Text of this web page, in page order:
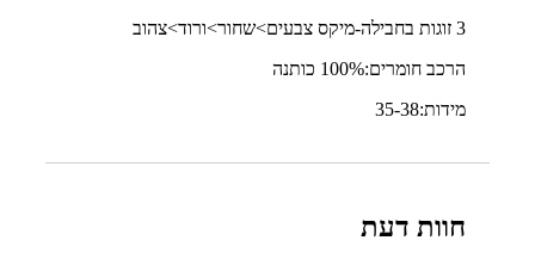
3 זוגות בחבילה-מיקס צבעים>שחור>ורוד>צהוב
הרכב חומרים:100% כותנה
מידות:35-38
חוות דעת